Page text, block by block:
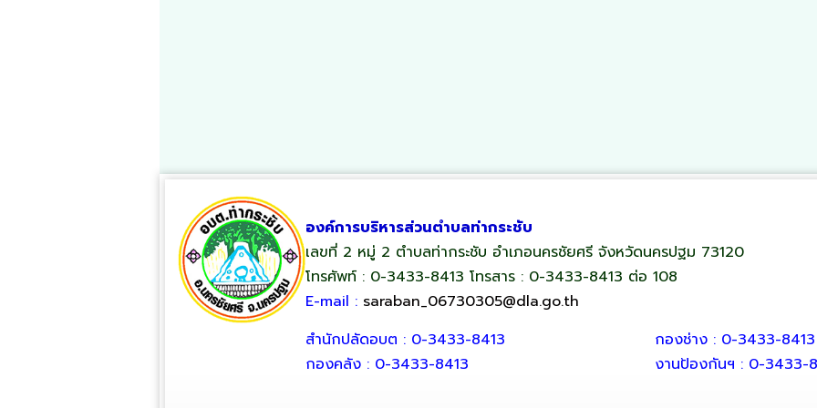
องค์การบริหารส่วนตำบลท่ากระชับ
เลขที่ 2 หมู่ 2 ตำบลท่ากระชับ อำเภอนครชัยศรี จังหวัดนครปฐม 73120
โทรศัพท์ : 0-3433-8413 โทรสาร : 0-3433-8413 ต่อ 108
E-mail : saraban_06730305@dla.go.th
สำนักปลัดอบต : 0-3433-8413
กองคลัง : 0-3433-8413
กองช่าง : 0-3433-8413
งานป้องกันฯ : 0-3433-